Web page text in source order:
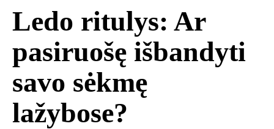
Ledo ritulys: Ar
pasiruošę išbandyti
savo sėkmę
lažybose?